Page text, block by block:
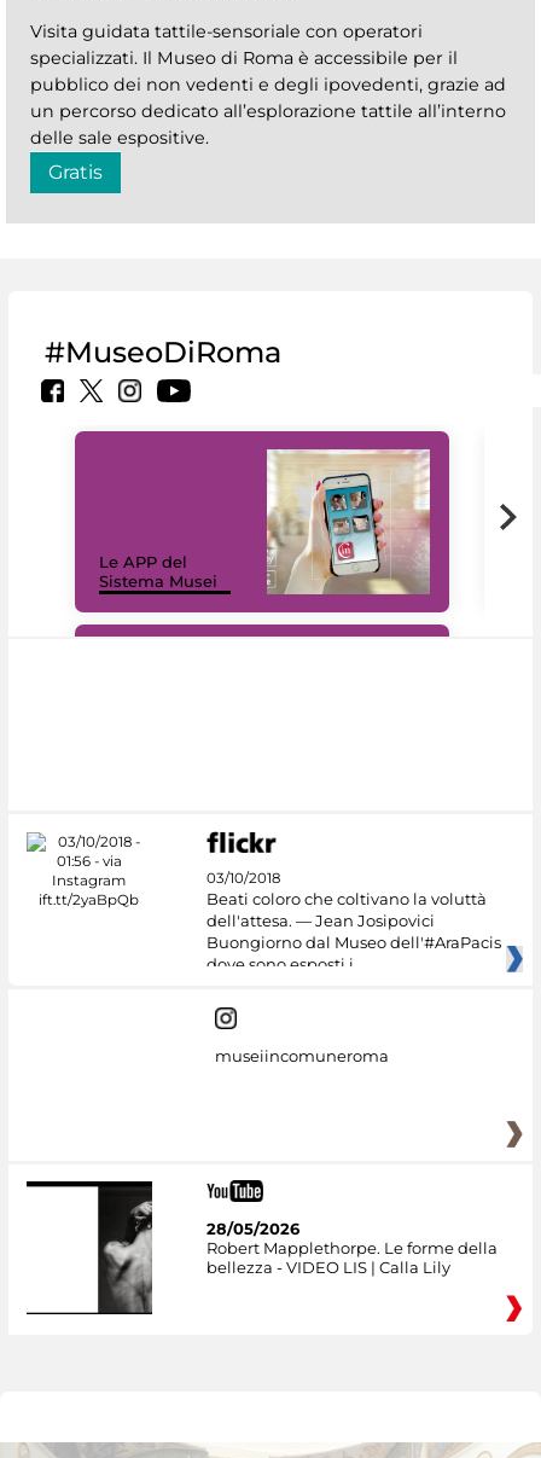
Visita guidata tattile-sensoriale con operatori
specializzati. Il Museo di Roma è accessibile per il
pubblico dei non vedenti e degli ipovedenti, grazie ad
un percorso dedicato all’esplorazione tattile all’interno
delle sale espositive.
Gratis
#MuseoDiRoma
Le APP del
Sistema Musei
03/10/2018
Beati coloro che coltivano la voluttà
dell'attesa. — Jean Josipovici
Buongiorno dal Museo dell'#AraPacis
dove sono esposti i
museiincomuneroma
28/05/2026
Robert Mapplethorpe. Le forme della
bellezza - VIDEO LIS | Calla Lily